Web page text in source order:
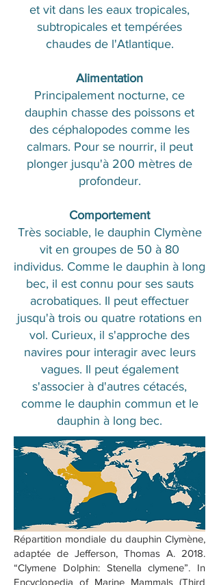
et vit dans les eaux tropicales,
subtropicales et tempérées
chaudes de l'Atlantique.
Alimentation
Principalement nocturne, ce
dauphin chasse des poissons et
des céphalopodes comme les
calmars. Pour se nourrir, il peut
plonger jusqu'à 200 mètres de
profondeur.
Comportement
Très sociable, le dauphin Clymène
vit en groupes de 50 à 80
individus. Comme le dauphin à long
bec, il est connu pour ses sauts
acrobatiques. Il peut effectuer
jusqu'à trois ou quatre rotations en
vol. Curieux, il s'approche des
navires pour interagir avec leurs
vagues. Il peut également
s'associer à d'autres cétacés,
comme le dauphin commun et le
dauphin à long bec.
Répartition mondiale du dauphin Clymène,
adaptée de Jefferson, Thomas A. 2018.
“Clymene Dolphin: Stenella clymene”. In
Encyclopedia of Marine Mammals (Third